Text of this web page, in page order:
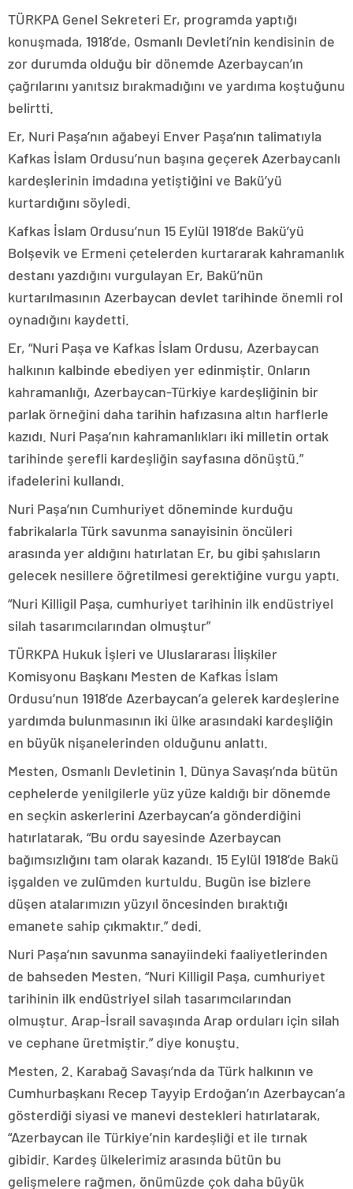
TÜRKPA Genel Sekreteri Er, programda yaptığı
konuşmada, 1918’de, Osmanlı Devleti’nin kendisinin de
zor durumda olduğu bir dönemde Azerbaycan’ın
çağrılarını yanıtsız bırakmadığını ve yardıma koştuğunu
belirtti.
Er, Nuri Paşa’nın ağabeyi Enver Paşa’nın talimatıyla
Kafkas İslam Ordusu’nun başına geçerek Azerbaycanlı
kardeşlerinin imdadına yetiştiğini ve Bakü’yü
kurtardığını söyledi.
Kafkas İslam Ordusu’nun 15 Eylül 1918’de Bakü’yü
Bolşevik ve Ermeni çetelerden kurtararak kahramanlık
destanı yazdığını vurgulayan Er, Bakü’nün
kurtarılmasının Azerbaycan devlet tarihinde önemli rol
oynadığını kaydetti.
Er, “Nuri Paşa ve Kafkas İslam Ordusu, Azerbaycan
halkının kalbinde ebediyen yer edinmiştir. Onların
kahramanlığı, Azerbaycan-Türkiye kardeşliğinin bir
parlak örneğini daha tarihin hafızasına altın harflerle
kazıdı. Nuri Paşa’nın kahramanlıkları iki milletin ortak
tarihinde şerefli kardeşliğin sayfasına dönüştü.”
ifadelerini kullandı.
Nuri Paşa’nın Cumhuriyet döneminde kurduğu
fabrikalarla Türk savunma sanayisinin öncüleri
arasında yer aldığını hatırlatan Er, bu gibi şahısların
gelecek nesillere öğretilmesi gerektiğine vurgu yaptı.
“Nuri Killigil Paşa, cumhuriyet tarihinin ilk endüstriyel
silah tasarımcılarından olmuştur”
TÜRKPA Hukuk İşleri ve Uluslararası İlişkiler
Komisyonu Başkanı Mesten de Kafkas İslam
Ordusu’nun 1918’de Azerbaycan’a gelerek kardeşlerine
yardımda bulunmasının iki ülke arasındaki kardeşliğin
en büyük nişanelerinden olduğunu anlattı.
Mesten, Osmanlı Devletinin 1. Dünya Savaşı’nda bütün
cephelerde yenilgilerle yüz yüze kaldığı bir dönemde
en seçkin askerlerini Azerbaycan’a gönderdiğini
hatırlatarak, “Bu ordu sayesinde Azerbaycan
bağımsızlığını tam olarak kazandı. 15 Eylül 1918’de Bakü
işgalden ve zulümden kurtuldu. Bugün ise bizlere
düşen atalarımızın yüzyıl öncesinden bıraktığı
emanete sahip çıkmaktır.” dedi.
Nuri Paşa’nın savunma sanayiindeki faaliyetlerinden
de bahseden Mesten, “Nuri Killigil Paşa, cumhuriyet
tarihinin ilk endüstriyel silah tasarımcılarından
olmuştur. Arap-İsrail savaşında Arap orduları için silah
ve cephane üretmiştir.” diye konuştu.
Mesten, 2. Karabağ Savaşı’nda da Türk halkının ve
Cumhurbaşkanı Recep Tayyip Erdoğan’ın Azerbaycan’a
gösterdiği siyasi ve manevi destekleri hatırlatarak,
“Azerbaycan ile Türkiye’nin kardeşliği et ile tırnak
gibidir. Kardeş ülkelerimiz arasında bütün bu
gelişmelere rağmen, önümüzde çok daha büyük